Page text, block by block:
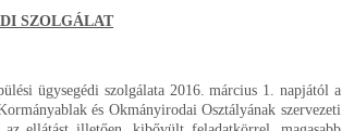
SZOLGÁLAT
ügysegédi szolgálata 2016. március 1. napjától a
és Okmányirodai Osztályának szervezeti